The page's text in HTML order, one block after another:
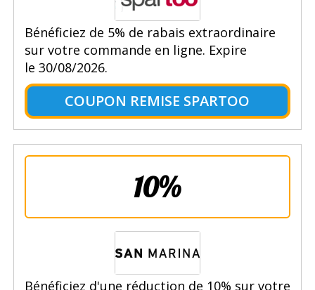
Bénéficiez de 5% de rabais extraordinaire
sur votre commande en ligne. Expire
le 30/08/2026.
COUPON REMISE SPARTOO
10%
Bénéficiez d'une réduction de 10% sur votre